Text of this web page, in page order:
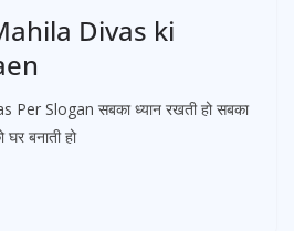
Divas ki
Slogan सबका ध्यान रखती हो सबका
घर बनाती हो